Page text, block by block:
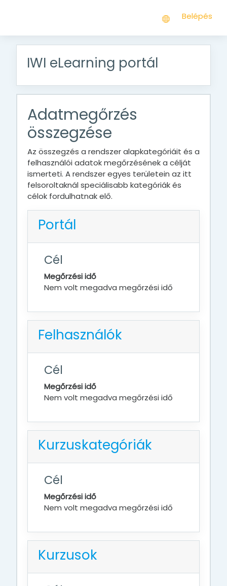
Belépés
IWI eLearning portál
Adatmegőrzés
összegzése
Az összegzés a rendszer alapkategóriáit és a
felhasználói adatok megőrzésének a célját
ismerteti. A rendszer egyes területein az itt
felsoroltaknál speciálisabb kategóriák és
célok fordulhatnak elő.
Portál
Cél
Megőrzési idő
Nem volt megadva megőrzési idő
Felhasználók
Cél
Megőrzési idő
Nem volt megadva megőrzési idő
Kurzuskategóriák
Cél
Megőrzési idő
Nem volt megadva megőrzési idő
Kurzusok